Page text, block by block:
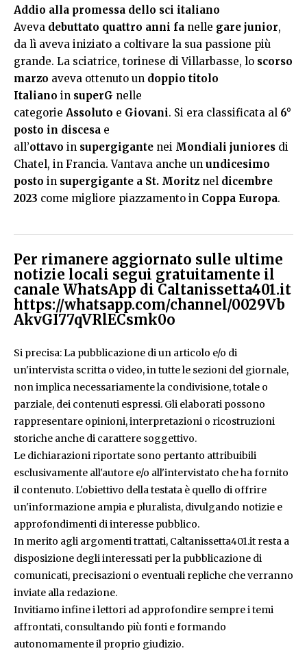
Addio alla promessa dello sci italiano
Aveva debuttato quattro anni fa nelle gare junior,
da lì aveva iniziato a coltivare la sua passione più
grande. La sciatrice, torinese di Villarbasse, lo scorso
marzo aveva ottenuto un doppio titolo
Italiano in superG nelle
categorie Assoluto e Giovani. Si era classificata al 6°
posto in discesa e
all’ottavo in supergigante nei Mondiali juniores di
Chatel, in Francia. Vantava anche un undicesimo
posto in supergigante a St. Moritz nel dicembre
2023 come migliore piazzamento in Coppa Europa.
Per rimanere aggiornato sulle ultime
notizie locali segui gratuitamente il
canale WhatsApp di Caltanissetta401.it
https://whatsapp.com/channel/0029Vb
AkvGI77qVRlECsmk0o
Si precisa: La pubblicazione di un articolo e/o di
un'intervista scritta o video, in tutte le sezioni del giornale,
non implica necessariamente la condivisione, totale o
parziale, dei contenuti espressi. Gli elaborati possono
rappresentare opinioni, interpretazioni o ricostruzioni
storiche anche di carattere soggettivo.
Le dichiarazioni riportate sono pertanto attribuibili
esclusivamente all'autore e/o all'intervistato che ha fornito
il contenuto. L'obiettivo della testata è quello di offrire
un'informazione ampia e pluralista, divulgando notizie e
approfondimenti di interesse pubblico.
In merito agli argomenti trattati, Caltanissetta401.it resta a
disposizione degli interessati per la pubblicazione di
comunicati, precisazioni o eventuali repliche che verranno
inviate alla redazione.
Invitiamo infine i lettori ad approfondire sempre i temi
affrontati, consultando più fonti e formando
autonomamente il proprio giudizio.